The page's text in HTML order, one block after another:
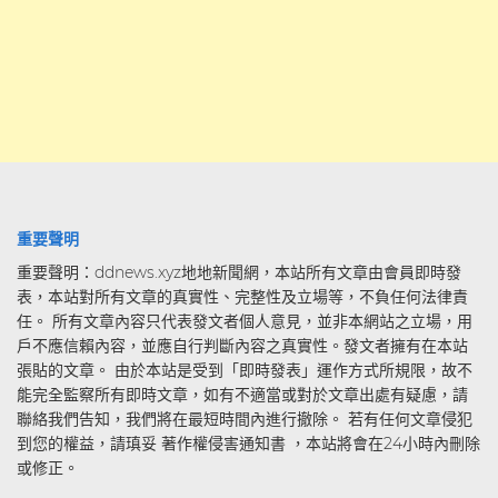
重要聲明
重要聲明：ddnews.xyz地地新聞網，本站所有文章由會員即時發
表，本站對所有文章的真實性、完整性及立場等，不負任何法律責
任。 所有文章內容只代表發文者個人意見，並非本網站之立場，用
戶不應信賴內容，並應自行判斷內容之真實性。發文者擁有在本站
張貼的文章。 由於本站是受到「即時發表」運作方式所規限，故不
能完全監察所有即時文章，如有不適當或對於文章出處有疑慮，請
聯絡我們告知，我們將在最短時間內進行撤除。 若有任何文章侵犯
到您的權益，請瑱妥 著作權侵害通知書 ，本站將會在24小時內刪除
或修正。